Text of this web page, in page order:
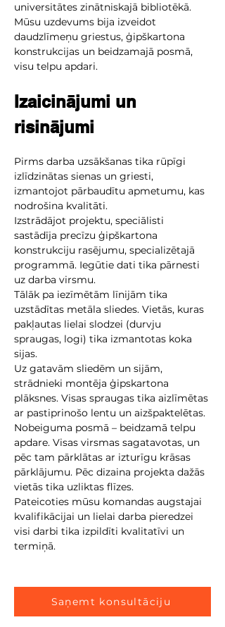
universitātes zinātniskajā bibliotēkā.
Mūsu uzdevums bija izveidot
daudzlīmeņu griestus, ģipškartona
konstrukcijas un beidzamajā posmā,
visu telpu apdari.
Izaicinājumi un
risinājumi
Pirms darba uzsākšanas tika rūpīgi
izlīdzinātas sienas un griesti,
izmantojot pārbaudītu apmetumu, kas
nodrošina kvalitāti.
Izstrādājot projektu, speciālisti
sastādīja precīzu ģipškartona
konstrukciju rasējumu, specializētajā
programmā. Iegūtie dati tika pārnesti
uz darba virsmu.
Tālāk pa iezīmētām līnijām tika
uzstādītas metāla sliedes. Vietās, kuras
pakļautas lielai slodzei (durvju
spraugas, logi) tika izmantotas koka
sijas.
Uz gatavām sliedēm un sijām,
strādnieki montēja ģipskartona
plāksnes. Visas spraugas tika aizlīmētas
ar pastiprinošo lentu un aizšpaktelētas.
Nobeiguma posmā – beidzamā telpu
apdare. Visas virsmas sagatavotas, un
pēc tam pārklātas ar izturīgu krāsas
pārklājumu. Pēc dizaina projekta dažās
vietās tika uzliktas flīzes.
Pateicoties mūsu komandas augstajai
kvalifikācijai un lielai darba pieredzei
visi darbi tika izpildīti kvalitatīvi un
termiņā.
Saņemt konsultāciju